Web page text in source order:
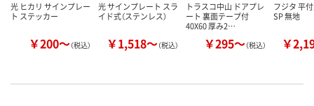
光 ヒカリ サインプレー
ト ステッカー
￥200～（税込）
光 サインプレート スラ
イド式（ステンレス）
￥1,518～（税込）
トラスコ中山 ドアプレ
ート 裏面テープ付
40X60 厚み2…
￥295～（税込）
フジタ 平
SP 無地
￥